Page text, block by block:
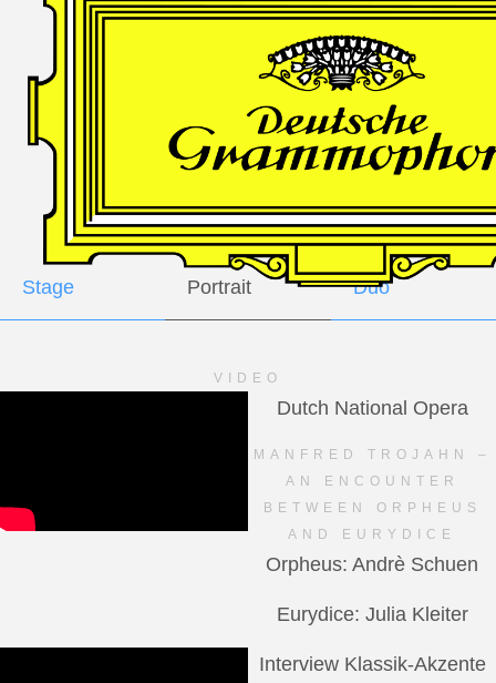
Baritone
Daniel Heide,
Piano
GALLERY
Stage Portrait Duo
VIDEO
Dutch National Opera
MANFRED TROJAHN –
AN ENCOUNTER
BETWEEN ORPHEUS
AND EURYDICE
Orpheus: Andrè Schuen
Eurydice: Julia Kleiter
Interview Klassik-Akzente